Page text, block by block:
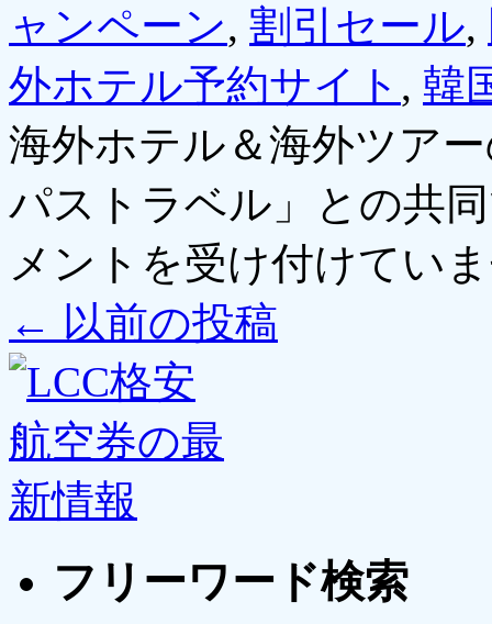
ャンペーン, 割引セール,
外ホテル予約サイト , 韓
海外ホテル＆海外ツア
パストラベル」との共
メントを受け付けてい
← 以前の投稿
フリーワード検索